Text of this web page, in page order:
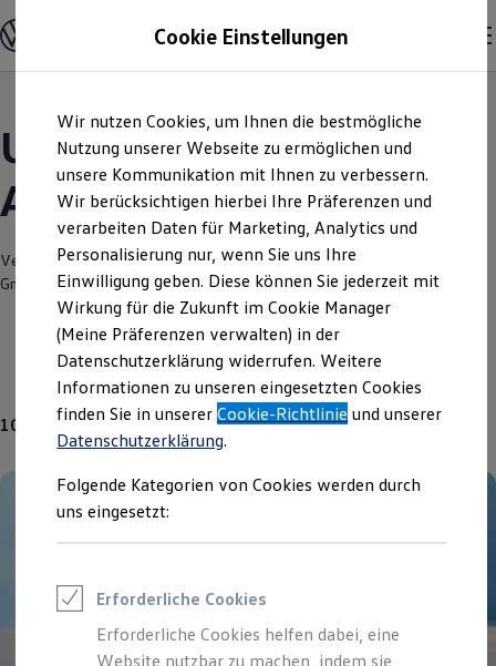
Hauptinhalt
springen
Footer
springen
Modelle und Konfigurator
Konfigurator
Modelle vergleichen
Elektroautos
ENERGY Sondermodelle
Nutzfahrzeuge
SUV und CUV
Familienautos
Kombis
Kompaktwagen
Sportwagen
Schnell verfügbare Fahrzeuge
Angebote und Produkte
Aktuelle Angebote
E-Auto-Förderung
Volkswagen Marktplatz
Die ENERGY Sondermodelle
Junge Gebrauchtwagen und Gebrauchtwagen
Volkswagen Zertifizierte Gebrauchtwagen
Elektromobilität bei Gebrauchtwagen
Saisonangebote
Reifenpakete
Leasing
Leasing-Angebote
Elektroauto Leasing
Kleinwagen-Leasing
Leasing ohne Anzahlung
Unsere aktuellen
Angebote und mehr
Verantwortlich für die Inhalte auf dieser Seite ist die Autohaus Holst
GmbH
Impressum & Rechtliches)
10 Angebote
Cookie Einstellungen
Wir nutzen Cookies, um Ihnen die bestmögliche
Nutzung unserer Webseite zu ermöglichen und
unsere Kommunikation mit Ihnen zu verbessern.
Wir berücksichtigen hierbei Ihre Präferenzen und
verarbeiten Daten für Marketing, Analytics und
Personalisierung nur, wenn Sie uns Ihre
Einwilligung geben. Diese können Sie jederzeit mit
Wirkung für die Zukunft im Cookie Manager
(Meine Präferenzen verwalten) in der
Datenschutzerklärung widerrufen. Weitere
Informationen zu unseren eingesetzten Cookies
finden Sie in unsererCookie-Richtlinie und unserer
Datenschutzerklärung.
Folgende Kategorien von Cookies werden durch
uns eingesetzt:
Erforderliche Cookies
Erforderliche Cookies helfen dabei, eine
Website nutzbar zu machen, indem sie